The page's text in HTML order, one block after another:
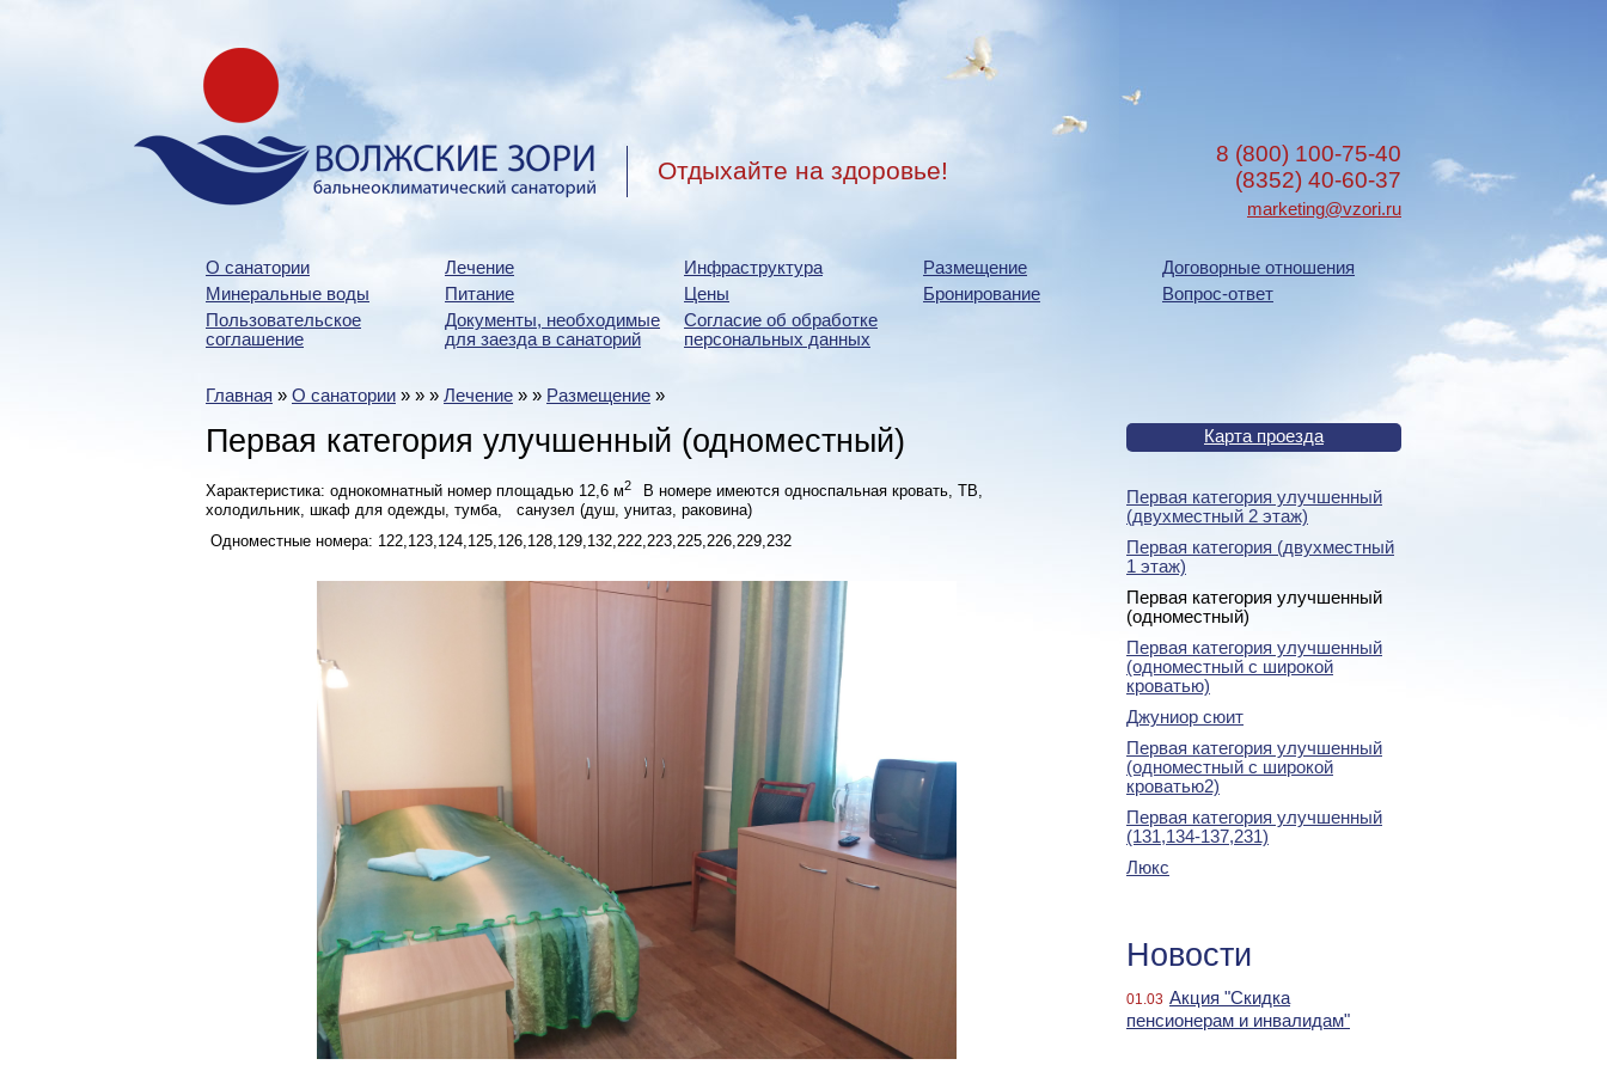
Отдыхайте на здоровье!
8 (800) 100-75-40
(8352) 40-60-37
marketing@vzori.ru
О санатории Лечение Инфраструктура Размещение
Договорные отношения
Минеральные воды
Питание Цены Бронирование
Вопрос-ответ
Пользовательское
соглашение
Документы, необходимые
для заезда в санаторий
Согласие об обработке
персональных данных
Главная » О санатории » » » Лечение » » Размещение »
Первая категория улучшенный (одноместный)
Характеристика: однокомнатный номер площадью 12,6 м2
В номере имеются односпальная кровать, ТВ,
холодильник, шкаф для одежды, тумба, санузел (душ, унитаз, раковина)
Одноместные номера: 122,123,124,125,126,128,129,132,222,223,225,226,229,232
Карта проезда
Первая категория улучшенный
(двухместный 2 этаж)
Первая категория (двухместный
1 этаж)
Первая категория улучшенный
(одноместный)
Первая категория улучшенный
(одноместный с широкой
кроватью)
Джуниор сюит
Первая категория улучшенный
(одноместный с широкой
кроватью2)
Первая категория улучшенный
(131,134-137,231)
Люкс
Новости
01.03 Акция "Скидка
пенсионерам и инвалидам"